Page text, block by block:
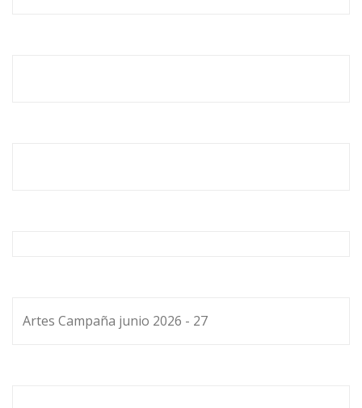
Artes Campaña junio 2026 - 27